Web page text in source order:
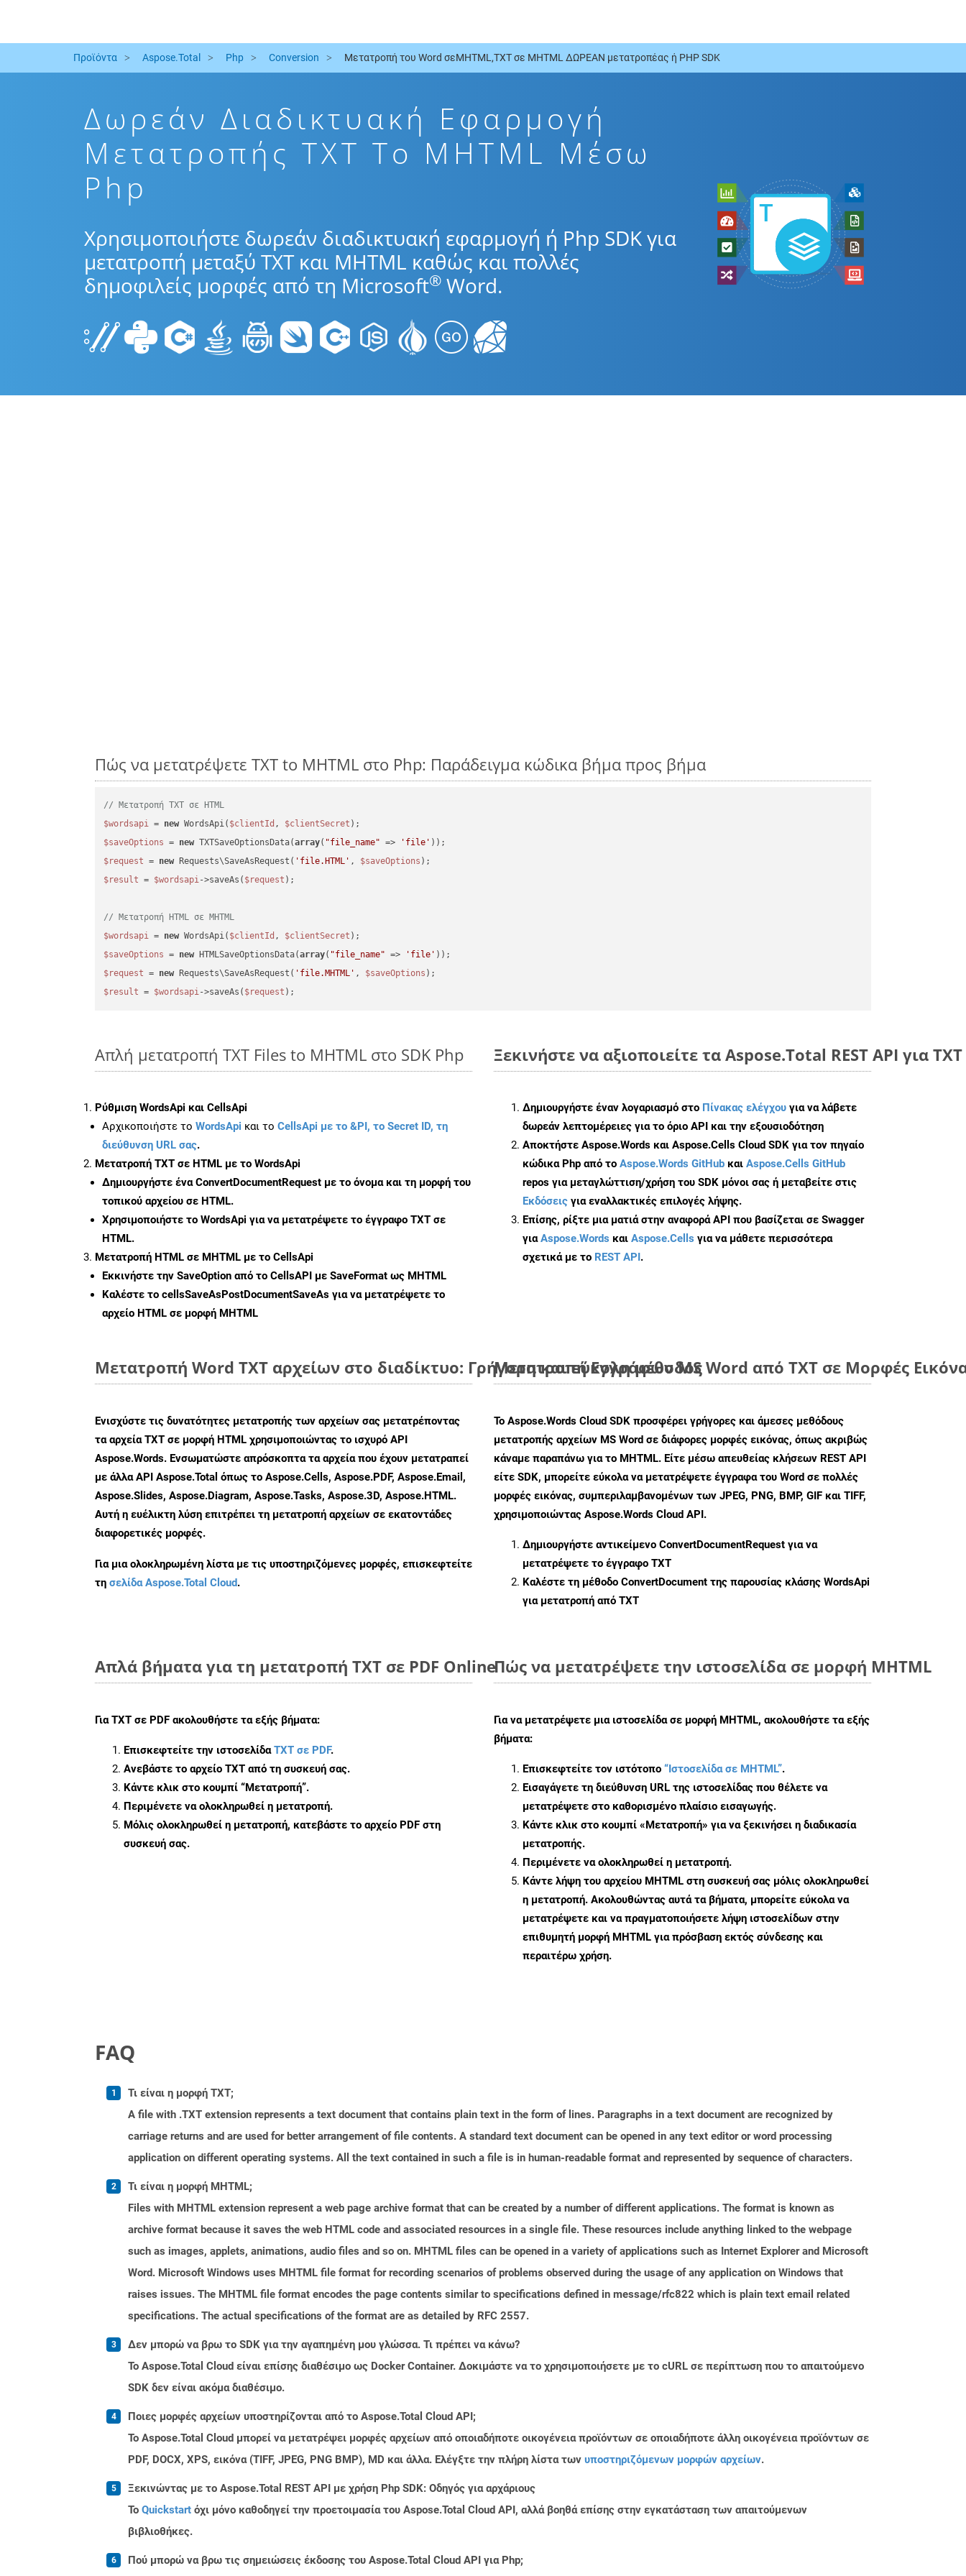
Προϊόντα Aspose.Total Php Conversion Μετατροπή του Word σεMHTML,TXT σε MHTML ΔΩΡΕΑΝ μετατροπέας ή PHP SDK
Δωρεάν Διαδικτυακή Εφαρμογή
Μετατροπής TXT To MHTML Μέσω
Php
Χρησιμοποιήστε δωρεάν διαδικτυακή εφαρμογή ή Php SDK για
μετατροπή μεταξύ TXT και MHTML καθώς και πολλές
δημοφιλείς μορφές από τη Microsoft® Word.
Πώς να μετατρέψετε TXT to MHTML στο Php: Παράδειγμα κώδικα βήμα προς βήμα
// Μετατροπή TXT σε HTML
$wordsapi = new WordsApi( $clientId , $clientSecret
$saveOptions = new TXTSaveOptionsData(array( "file_name" => 'file'
$request = new Requests\SaveAsRequest( 'file.HTML' , $saveOptions
$result = $wordsapi->saveAs( $request );
// Μετατροπή HTML σε MHTML
$wordsapi = new WordsApi( $clientId , $clientSecret
$saveOptions = new HTMLSaveOptionsData(array( "file_name" => 'file'
$request = new Requests\SaveAsRequest( 'file.MHTML' , $saveOptions
$result = $wordsapi->saveAs( $request
Απλή μετατροπή TXT Files to MHTML στο SDK Php
Ρύθμιση WordsApi και CellsApi
Αρχικοποιήστε το WordsApi και το CellsApi με το &PI, το Secret ID, τη
διεύθυνση URL σας.
Μετατροπή TXT σε HTML με το WordsApi
Δημιουργήστε έναConvertDocumentRequest με το όνομα και τη μορφή του
τοπικού αρχείου σε HTML.
Χρησιμοποιήστε το WordsApi για να μετατρέψετε το έγγραφο TXT σε
HTML.
Μετατροπή HTML σε MHTML με το CellsApi
Εκκινήστε την SaveOption από το CellsAPI με SaveFormat ως MHTML
Καλέστε το cellsSaveAsPostDocumentSaveAs για να μετατρέψετε το
αρχείο HTML σε μορφή MHTML
Ξεκινήστε να αξιοποιείτε τα Aspose.Total REST API για
Δημιουργήστε έναν λογαριασμό στο Πίνακας ελέγχου για να λάβετε
δωρεάν λεπτομέρειες για το όριο API και την εξουσιοδότηση
Αποκτήστε Aspose.Words και Aspose.Cells Cloud SDK για τον πηγαίο
κώδικα Php από το Aspose.Words GitHub και Aspose.Cells GitHub
repos για μεταγλώττιση/χρήση του SDK μόνοι σας ή μεταβείτε στις
Εκδόσεις για εναλλακτικές επιλογές λήψης.
Επίσης, ρίξτε μια ματιά στην αναφορά API που βασίζεται σε Swagger
γιαAspose.Words και Aspose.Cells για να μάθετε περισσότερα
σχετικά με το REST API.
Μετατροπή Word TXT αρχείων στο διαδίκτυο: Γρήγορη και εύκολη μέθοδος
Ενισχύστε τις δυνατότητες μετατροπής των αρχείων σας μετατρέποντας
τα αρχεία TXT σε μορφή HTML χρησιμοποιώντας το ισχυρό API
Aspose.Words. Ενσωματώστε απρόσκοπτα τα αρχεία που έχουν μετατραπεί
με άλλα API Aspose.Total όπως το Aspose.Cells, Aspose.PDF, Aspose.Email,
Aspose.Slides, Aspose.Diagram, Aspose.Tasks, Aspose.3D, Aspose.HTML.
Αυτή η ευέλικτη λύση επιτρέπει τη μετατροπή αρχείων σε εκατοντάδες
διαφορετικές μορφές.
Για μια ολοκληρωμένη λίστα με τις υποστηριζόμενες μορφές, επισκεφτείτε
τη σελίδα Aspose.Total Cloud.
Μετατροπή Εγγράφων MS Word από TXT σε Μορφές
Το Aspose.Words Cloud SDK προσφέρει γρήγορες και άμεσες μεθόδους
μετατροπής αρχείων MS Word σε διάφορες μορφές εικόνας, όπως ακριβώς
κάναμε παραπάνω για το MHTML. Είτε μέσω απευθείας κλήσεων REST API
είτε SDK, μπορείτε εύκολα να μετατρέψετε έγγραφα του Word σε πολλές
μορφές εικόνας, συμπεριλαμβανομένων των JPEG, PNG, BMP, GIF και TIFF,
χρησιμοποιώντας Aspose.Words Cloud API.
Δημιουργήστε αντικείμενο ConvertDocumentRequest για να
μετατρέψετε το έγγραφο TXT
Καλέστε τη μέθοδο ConvertDocument της παρουσίας κλάσης WordsApi
για μετατροπή από TXT
Απλά βήματα για τη μετατροπή TXT σε PDF Online
ΓιαTXT σε PDF ακολουθήστε τα εξής βήματα:
Επισκεφτείτε την ιστοσελίδαTXT σε PDF.
Ανεβάστε το αρχείο TXT από τη συσκευή σας.
Κάντε κλικ στο κουμπί “Μετατροπή”.
Περιμένετε να ολοκληρωθεί η μετατροπή.
Μόλις ολοκληρωθεί η μετατροπή, κατεβάστε το αρχείο PDF στη
συσκευή σας.
Πώς να μετατρέψετε την ιστοσελίδα σε μορφή MHTML
Για να μετατρέψετε μια ιστοσελίδα σε μορφή MHTML, ακολουθήστε τα εξής
βήματα:
Επισκεφτείτε τον ιστότοπο “Ιστοσελίδα σε MHTML”.
Εισαγάγετε τη διεύθυνση URL της ιστοσελίδας που θέλετε να
μετατρέψετε στο καθορισμένο πλαίσιο εισαγωγής.
Κάντε κλικ στο κουμπί «Μετατροπή» για να ξεκινήσει η διαδικασία
μετατροπής.
Περιμένετε να ολοκληρωθεί η μετατροπή.
Κάντε λήψη του αρχείου MHTML στη συσκευή σας μόλις ολοκληρωθεί
η μετατροπή. Ακολουθώντας αυτά τα βήματα, μπορείτε εύκολα να
μετατρέψετε και να πραγματοποιήσετε λήψη ιστοσελίδων στην
επιθυμητή μορφή MHTML για πρόσβαση εκτός σύνδεσης και
περαιτέρω χρήση.
FAQ
Τι είναι η μορφή TXT;
A file with .TXT extension represents a text document that contains plain text in the form of lines. Paragraphs in a text document are recognized by
carriage returns and are used for better arrangement of file contents. A standard text document can be opened in any text editor or word processing
application on different operating systems. All the text contained in such a file is in human-readable format and represented by sequence of characters.
Τι είναι η μορφή MHTML;
Files with MHTML extension represent a web page archive format that can be created by a number of different applications. The format is known as
archive format because it saves the web HTML code and associated resources in a single file. These resources include anything linked to the webpage
such as images, applets, animations, audio files and so on. MHTML files can be opened in a variety of applications such as Internet Explorer and Microsoft
Word. Microsoft Windows uses MHTML file format for recording scenarios of problems observed during the usage of any application on Windows that
raises issues. The MHTML file format encodes the page contents similar to specifications defined in message/rfc822 which is plain text email related
specifications. The actual specifications of the format are as detailed by RFC 2557.
Δεν μπορώ να βρω το SDK για την αγαπημένη μου γλώσσα. Τι πρέπει να κάνω?
Το Aspose.Total Cloud είναι επίσης διαθέσιμο ως Docker Container. Δοκιμάστε να το χρησιμοποιήσετε με το cURL σε περίπτωση που το απαιτούμενο
SDK δεν είναι ακόμα διαθέσιμο.
Ποιες μορφές αρχείων υποστηρίζονται από το Aspose.Total Cloud API;
Το Aspose.Total Cloud μπορεί να μετατρέψει μορφές αρχείων από οποιαδήποτε οικογένεια προϊόντων σε οποιαδήποτε άλλη οικογένεια προϊόντων σε
PDF, DOCX, XPS, εικόνα (TIFF, JPEG, PNG BMP), MD και άλλα. Ελέγξτε την πλήρη λίστα των υποστηριζόμενων μορφών αρχείων.
Ξεκινώντας με το Aspose.Total REST API με χρήση Php SDK: Οδηγός για αρχάριους
Το Quickstart όχι μόνο καθοδηγεί την προετοιμασία του Aspose.Total Cloud API, αλλά βοηθά επίσης στην εγκατάσταση των απαιτούμενων
βιβλιοθήκες.
Πού μπορώ να βρω τις σημειώσεις έκδοσης του Aspose.Total Cloud API για Php;